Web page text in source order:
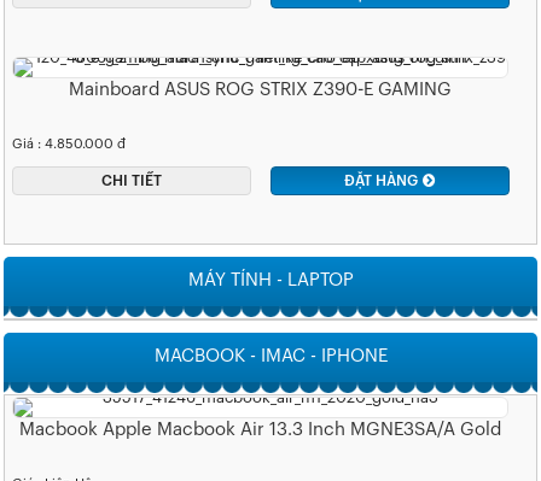
Mainboard ASUS ROG STRIX Z390-E GAMING
Giá : 4.850.000 đ
CHI TIẾT ĐẶT HÀNG
MÁY TÍNH - LAPTOP
MACBOOK - IMAC - IPHONE
Macbook Apple Macbook Air 13.3 Inch MGNE3SA/A Gold